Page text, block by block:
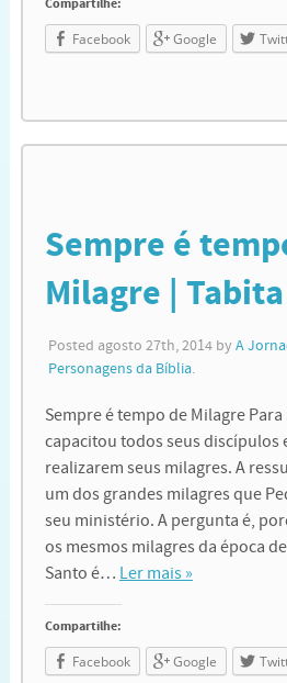
Facebook Google
Sempre é
Milagre | Tabita
Posted agosto 27th, 2014by A
Personagens da Bíblia.
Sempre é tempo de Milagre
capacitou todos seus discípulos
realizarem seus milagres. A
um dos grandes milagres que
seu ministério. A pergunta é,
os mesmos milagres da época
Santo é… Ler mais »
Compartilhe:
Facebook Google